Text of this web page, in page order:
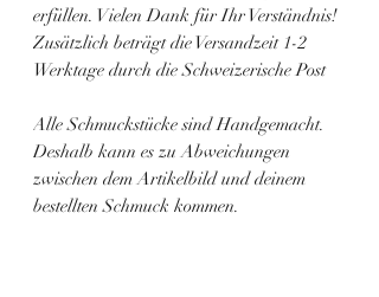
erfüllen. Vielen Dank für Ihr Verständnis!
Zusätzlich beträgt die Versandzeit 1-2
Werktage durch die Schweizerische Post
Alle Schmuckstücke sind Handgemacht.
Deshalb kann es zu Abweichungen
zwischen dem Artikelbild und deinem
bestellten Schmuck kommen.